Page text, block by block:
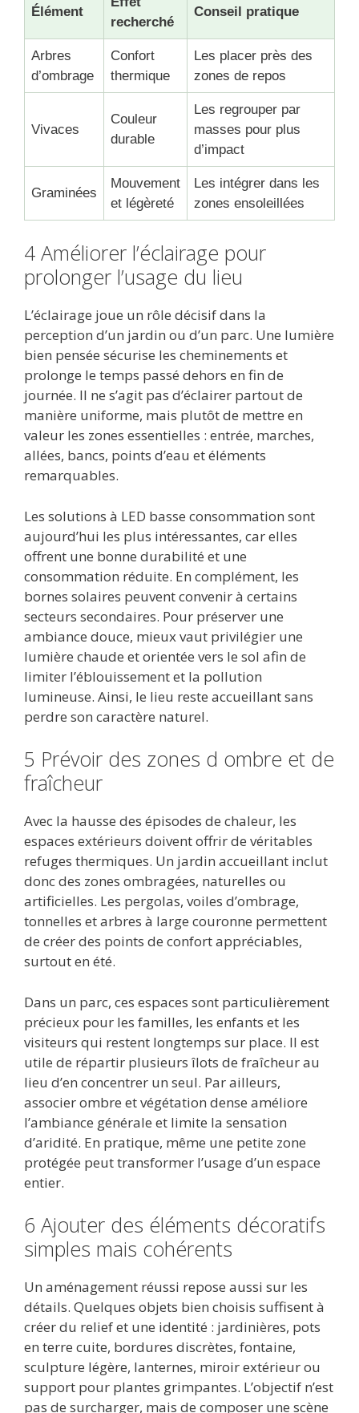
Élément
recherché
Conseil pratique
Arbres
d’ombrage
Confort
thermique
Les placer près des
zones de repos
Vivaces
Couleur
durable
Les regrouper par
masses pour plus
d’impact
Graminées
Mouvement
et légèreté
Les intégrer dans les
zones ensoleillées
4 Améliorer l’éclairage pour
prolonger l’usage du lieu
L’éclairage joue un rôle décisif dans la
perception d’un jardin ou d’un parc. Une lumière
bien pensée sécurise les cheminements et
prolonge le temps passé dehors en fin de
journée. Il ne s’agit pas d’éclairer partout de
manière uniforme, mais plutôt de mettre en
valeur les zones essentielles : entrée, marches,
allées, bancs, points d’eau et éléments
remarquables.
Les solutions à LED basse consommation sont
aujourd’hui les plus intéressantes, car elles
offrent une bonne durabilité et une
consommation réduite. En complément, les
bornes solaires peuvent convenir à certains
secteurs secondaires. Pour préserver une
ambiance douce, mieux vaut privilégier une
lumière chaude et orientée vers le sol afin de
limiter l’éblouissement et la pollution
lumineuse. Ainsi, le lieu reste accueillant sans
perdre son caractère naturel.
5 Prévoir des zones d ombre et de
fraîcheur
Avec la hausse des épisodes de chaleur, les
espaces extérieurs doivent offrir de véritables
refuges thermiques. Un jardin accueillant inclut
donc des zones ombragées, naturelles ou
artificielles. Les pergolas, voiles d’ombrage,
tonnelles et arbres à large couronne permettent
de créer des points de confort appréciables,
surtout en été.
Dans un parc, ces espaces sont particulièrement
précieux pour les familles, les enfants et les
visiteurs qui restent longtemps sur place. Il est
utile de répartir plusieurs îlots de fraîcheur au
lieu d’en concentrer un seul. Par ailleurs,
associer ombre et végétation dense améliore
l’ambiance générale et limite la sensation
d’aridité. En pratique, même une petite zone
protégée peut transformer l’usage d’un espace
entier.
6 Ajouter des éléments décoratifs
simples mais cohérents
Un aménagement réussi repose aussi sur les
détails. Quelques objets bien choisis suffisent à
créer du relief et une identité : jardinières, pots
en terre cuite, bordures discrètes, fontaine,
sculpture légère, lanternes, miroir extérieur ou
support pour plantes grimpantes. L’objectif n’est
pas de surcharger, mais de composer une scène